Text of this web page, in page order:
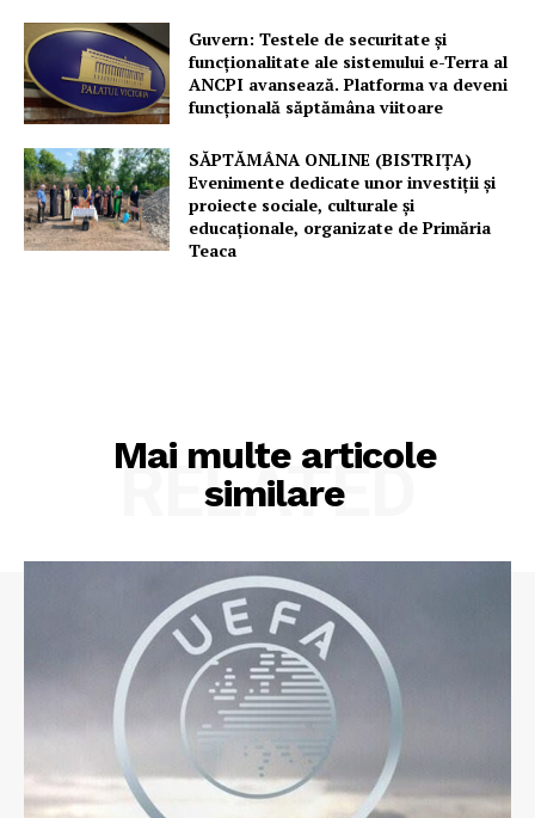
Guvern: Testele de securitate și
funcționalitate ale sistemului e-Terra al
ANCPI avansează. Platforma va deveni
funcțională săptămâna viitoare
SĂPTĂMÂNA ONLINE (BISTRIȚA)
Evenimente dedicate unor investiții și
proiecte sociale, culturale și
educaționale, organizate de Primăria
Teaca
Mai multe articole
similare
RELATED